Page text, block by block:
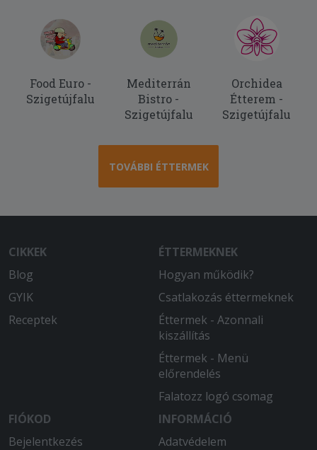
Food Euro -
Szigetújfalu
Mediterrán
Bistro -
Szigetújfalu
Orchidea
Étterem -
Szigetújfalu
TOVÁBBI ÉTTERMEK
CIKKEK
Blog
GYIK
Receptek
ÉTTERMEKNEK
Hogyan működik?
Csatlakozás éttermeknek
Éttermek - Azonnali
kiszállítás
Éttermek - Menü
előrendelés
Falatozz logó csomag
FIÓKOD
Bejelentkezés
INFORMÁCIÓ
Adatvédelem